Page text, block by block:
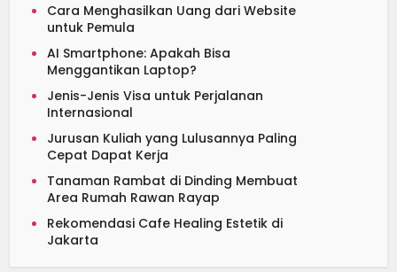
Cara Menghasilkan Uang dari Website
untuk Pemula
AI Smartphone: Apakah Bisa
Menggantikan Laptop?
Jenis-Jenis Visa untuk Perjalanan
Internasional
Jurusan Kuliah yang Lulusannya Paling
Cepat Dapat Kerja
Tanaman Rambat di Dinding Membuat
Area Rumah Rawan Rayap
Rekomendasi Cafe Healing Estetik di
Jakarta